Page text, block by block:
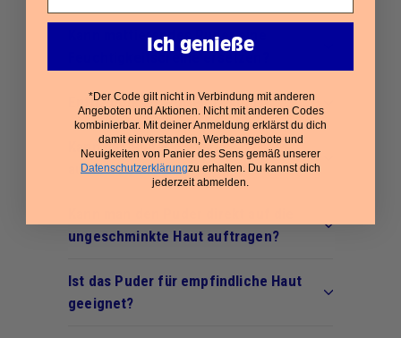
Kann mattierendes Puder eine
Feuchtigkeitscreme ersetzen?
Enthält dieses Pulver Talkum?
Kann das Puder die Haut
austrocknen?
ungeschminkte Haut auftragen?
Ist das Puder für empfindliche Haut
geeignet?
Ich genieße
*Der Code gilt nicht in Verbindung mit anderen
Angeboten und Aktionen. Nicht mit anderen Codes
kombinierbar. Mit deiner Anmeldung erklärst du dich
damit einverstanden, Werbeangebote und
Neuigkeiten von Panier des Sens gemäß unserer
Datenschutzerklärungzu erhalten. Du kannst dich
jederzeit abmelden.